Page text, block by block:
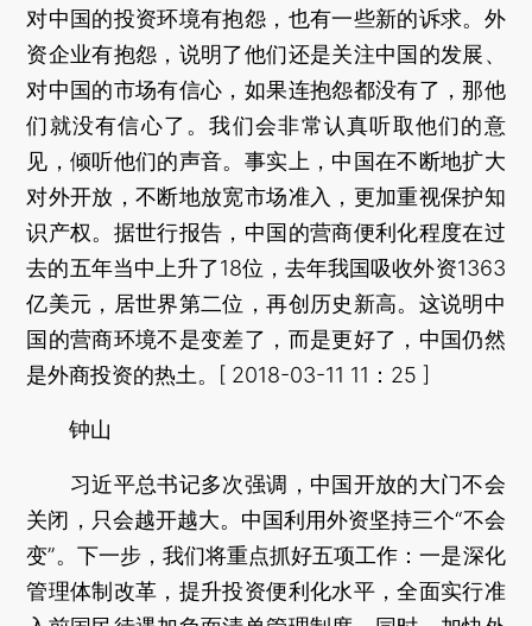
对中国的投资环境有抱怨，也有一些新的诉求。外
资企业有抱怨，说明了他们还是关注中国的发展、
对中国的市场有信心，如果连抱怨都没有了，那他
们就没有信心了。我们会非常认真听取他们的意
见，倾听他们的声音。事实上，中国在不断地扩大
对外开放，不断地放宽市场准入，更加重视保护知
识产权。据世行报告，中国的营商便利化程度在过
去的五年当中上升了18位，去年我国吸收外资1363
亿美元，居世界第二位，再创历史新高。这说明中
国的营商环境不是变差了，而是更好了，中国仍然
是外商投资的热土。[ 2018-03-11 11：25 ]
钟山
习近平总书记多次强调，中国开放的大门不会
关闭，只会越开越大。中国利用外资坚持三个“不会
变”。下一步，我们将重点抓好五项工作：一是深化
管理体制改革，提升投资便利化水平，全面实行准